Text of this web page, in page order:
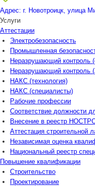
Адрес: г. Новотроицк, улица
Услуги
Аттестации
Электробезопасность
Промышленная
Неразрушающий контроль
Неразрушающий контроль
НАКС (технология)
НАКС (специалисты)
Рабочие профессии
Соответствие должности
Внесение в реестр
Аттестация строительной
Независимая оценка
Национальный реестр
Повышение квалификации
Строительство
Проектирование